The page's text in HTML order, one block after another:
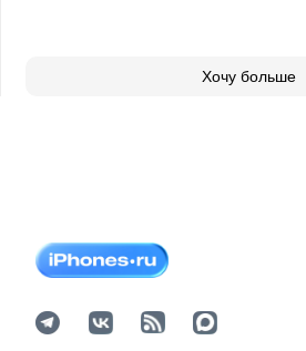
Хочу больше